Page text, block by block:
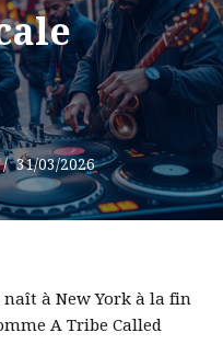
31/03/2026
naît à New York à la fin
A Tribe Called